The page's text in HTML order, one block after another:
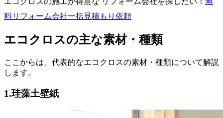
料リフォーム会社一括見積もり依頼
エコクロスの主な素材・種類
ここからは、代表的なエコクロスの素材・種類について解説
します。
1.珪藻土壁紙